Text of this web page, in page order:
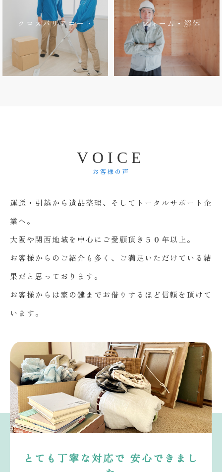
クロスバリアコート リフォーム・解体
V O I C E
お客様の声
運送・引越から遺品整理、そしてトータルサポート企
業へ。
大阪や関西地域を中心にご愛顧頂き５０年以上。
お客様からのご紹介も多く、ご満足いただけている結
果だと思っております。
お客様からは家の鍵までお借りするほど信頼を頂けて
います。
とても丁寧な対応で 安心できまし